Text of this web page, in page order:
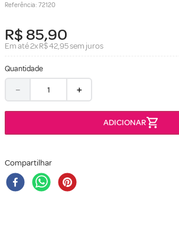
Referência: 72120
R$ 85,90
Em até2xR$42,95sem juros
Quantidade
＋
－
Compartilhar